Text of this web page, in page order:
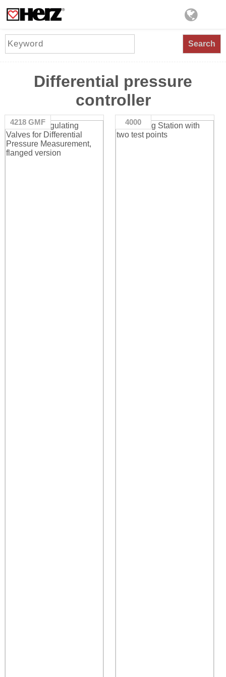
Search
Differential pressure
controller
4218 GMF 4000